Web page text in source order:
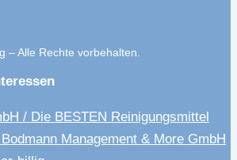
– Alle Rechte vorbehalten.
/ Die BESTEN Reinigungsmittel
Management & More GmbH